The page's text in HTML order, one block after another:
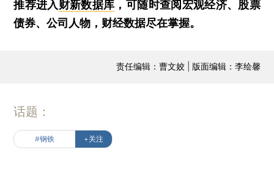
推荐进入财新数据库 ，可随时查阅宏观经济、股票
债券、公司人物，财经数据尽在掌握。
责任编辑：曹文姣 | 版面编辑：李绘馨
话题：
#钢铁 +关注